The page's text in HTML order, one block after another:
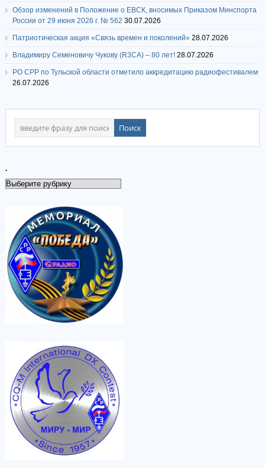
Обзор изменений в Положение о ЕВСК, вносимых Приказом Минспорта
России от 29 июня 2026 г. № 562 30.07.2026
Патриотическая акция «Связь времен и поколений» 28.07.2026
Владимиру Семеновичу Чукову (R3CA) – 80 лет! 28.07.2026
РО СРР по Тульской области отметило аккредитацию радиофестивалем
26.07.2026
.